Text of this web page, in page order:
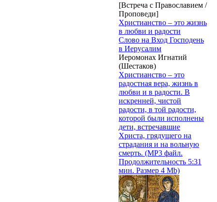
[Встреча с Православием /
Проповеди]
Христианство – это жизнь
в любви и радости
Слово на Вход Господень
в Иерусалим
Иеромонах Игнатий
(Шестаков)
Христианство – это
радостная вера, жизнь в
любви и в радости. В
искренней, чистой
радости, в той радости,
которой были исполнены
дети, встречавшие
Христа, грядущего на
страдания и на вольную
смерть. (MP3 файл.
Продолжительность 5:31
мин. Размер 4 Mb)